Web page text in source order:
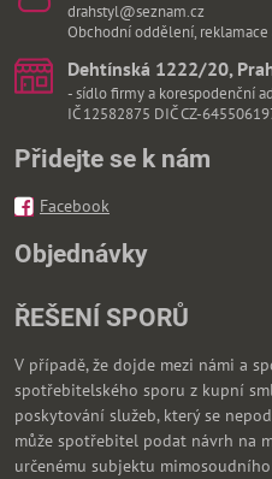
drahstyl@seznam.cz
Obchodní oddělení, reklamace
Dehtínská 1222/20,
- sídlo firmy a korespodenční
IČ 12582875 DIČ CZ-
Přidejte se k nám
Facebook
Objednávky
ŘEŠENÍ SPORŮ
V případě, že dojde mezi námi a
spotřebitelského sporu z kupní
poskytování služeb, který se
může spotřebitel podat návrh na
určenému subjektu